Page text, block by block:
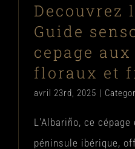
Decouvrez
Guide
cepage
floraux et
avril 23rd, 2025 |
L'Albariño, ce
péninsule ibérique,